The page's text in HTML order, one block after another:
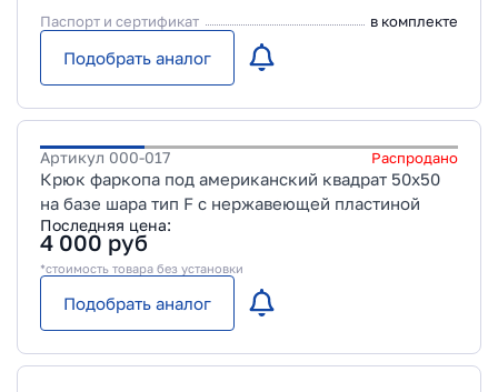
Паспорт и сертификат
в комплекте
Подобрать аналог
Артикул 000-017 Распродано
Крюк фаркопа под американский квадрат 50х50
на базе шара тип F c нержавеющей пластиной
Последняя цена:
4 000 руб
*стоимость товара без установки
Подобрать аналог